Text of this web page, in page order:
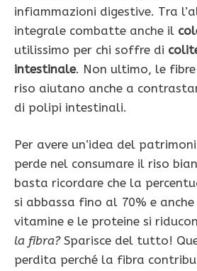
infiammazioni digestive. Tra
integrale combatte anche il
utilissimo per chi soffre di
intestinale. Non ultimo, le
riso aiutano anche a
di polipi intestinali.
Per avere un’idea del
perde nel consumare il riso
basta ricordare che la
si abbassa fino al 70% e anche
vitamine e le proteine si
la fibra?Sparisce del tutto!
perdita perché la fibra